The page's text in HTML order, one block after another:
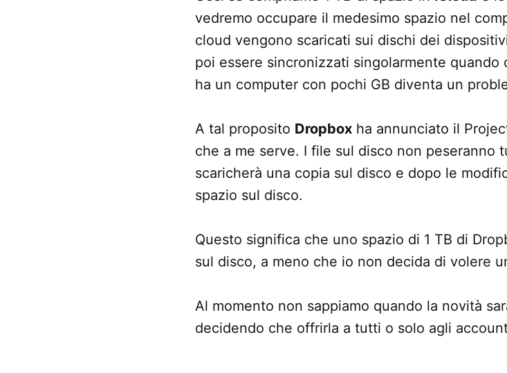
vedremo occupare il medesimo spazio nel
cloud vengono scaricati sui dischi dei
poi essere sincronizzati singolarmente quando
ha un computer con pochi GB diventa un
A tal proposito Dropbox ha annunciato il
che a me serve. I file sul disco non peseranno
scaricherà una copia sul disco e dopo le
spazio sul disco.
Questo significa che uno spazio di 1 TB di
sul disco, a meno che io non decida di volere
Al momento non sappiamo quando la novità
decidendo che offrirla a tutti o solo agli